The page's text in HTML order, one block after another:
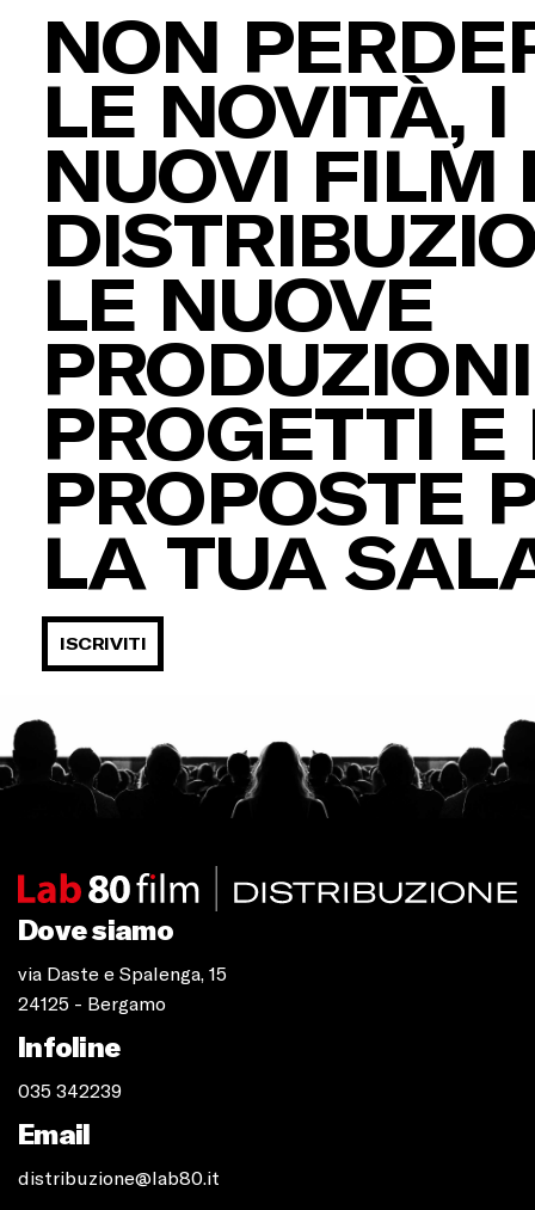
NON
LE NOVITÀ, I
NUOVI FILM
LE NUOVE
PROGETTI E
PROPOSTE
LA TUA
ISCRIVITI
Dove siamo
via Daste e Spalenga, 15
24125 - Bergamo
Infoline
035 342239
Email
distribuzione@lab80.it